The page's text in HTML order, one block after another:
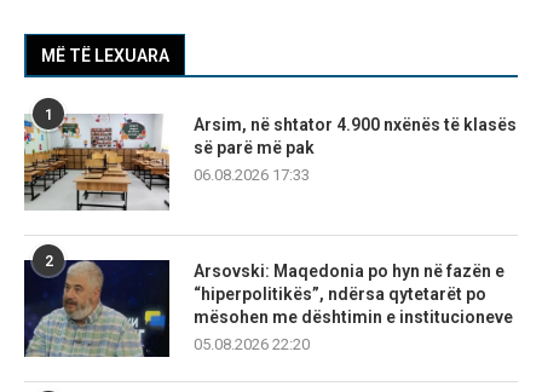
MË TË LEXUARA
1
Arsim, në shtator 4.900 nxënës të klasës
së parë më pak
06.08.2026 17:33
2
Arsovski: Maqedonia po hyn në fazën e
“hiperpolitikës”, ndërsa qytetarët po
mësohen me dështimin e institucioneve
05.08.2026 22:20